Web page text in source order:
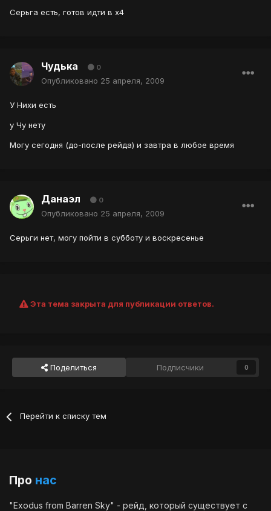
Серьга есть, готов идти в х4
Чудька 0
Опубликовано 25 апреля, 2009
У Нихи есть
у Чу нету
Могу сегодня (до-после рейда) и завтра в любое время
Данаэл 0
Опубликовано 25 апреля, 2009
Серьги нет, могу пойти в субботу и воскресенье
Эта тема закрыта для публикации ответов.
Поделиться Подписчики 0
Перейти к списку тем
Про нас
"Exodus from Barren Sky" - рейд, который существует с